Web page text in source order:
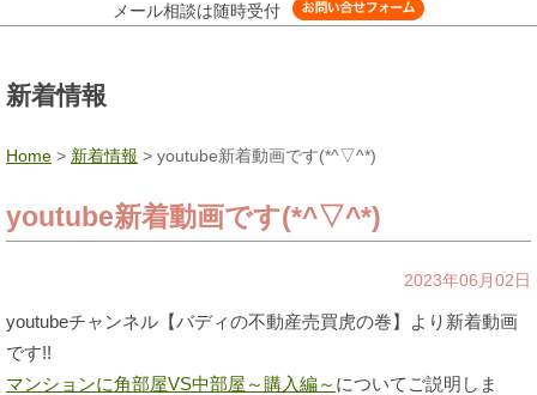
メール相談は随時受付
新着情報
Home > 新着情報 > youtube新着動画です(*^▽^*)
youtube新着動画です(*^▽^*)
2023年06月02日
youtubeチャンネル【バディの不動産売買虎の巻】より新着動画
です!!
マンションに角部屋VS中部屋～購入編～ についてご説明しま